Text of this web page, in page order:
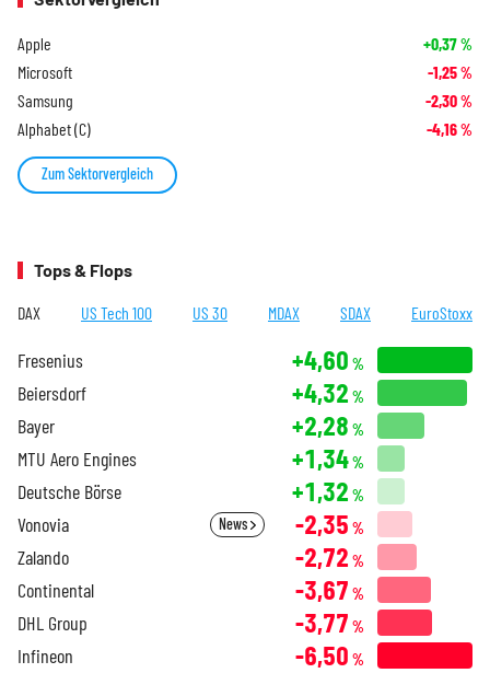
Apple +0,37%
Microsoft -1,25%
Samsung -2,30%
Alphabet (C) -4,16%
Zum Sektorvergleich
Tops & Flops
DAX US Tech 100 US 30 MDAX SDAX EuroStoxx
Fresenius +4,60 %
Beiersdorf +4,32 %
Bayer +2,28 %
MTU Aero Engines +1,34%
Deutsche Börse +1,32 %
Vonovia News -2,35 %
Zalando -2,72 %
Continental -3,67 %
DHL Group -3,77 %
Infineon -6,50 %